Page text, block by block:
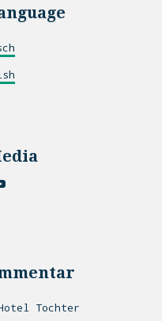
Tochter